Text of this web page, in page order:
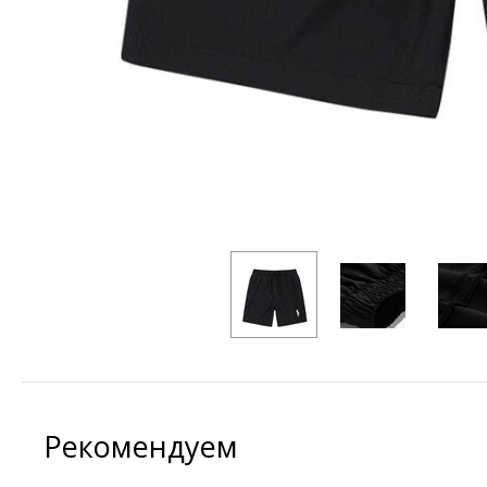
Рекомендуем